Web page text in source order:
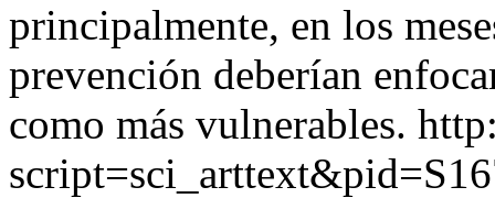
principalmente, en los
prevención deberían
como más vulnerables.